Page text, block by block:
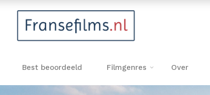
Best beoordeeld Filmgenres Over